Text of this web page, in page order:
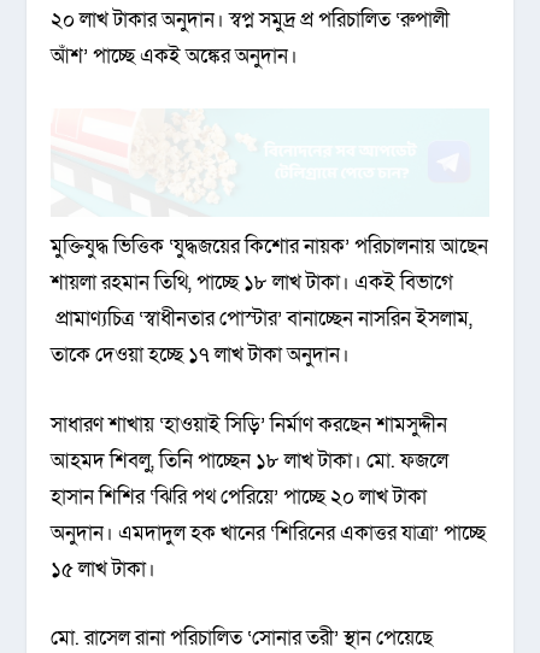
২০ লাখ টাকার অনুদান। স্বপ্ন সমুদ্র প্র পরিচালিত ‘রুপালী
আঁশ’ পাচ্ছে একই অঙ্কের অনুদান।
মুক্তিযুদ্ধ ভিত্তিক ‘যুদ্ধজয়ের কিশোর নায়ক’ পরিচালনায় আছেন
শায়লা রহমান তিথি, পাচ্ছে ১৮ লাখ টাকা। একই বিভাগে
প্রামাণ্যচিত্র ‘স্বাধীনতার পোস্টার’ বানাচ্ছেন নাসরিন ইসলাম,
তাকে দেওয়া হচ্ছে ১৭ লাখ টাকা অনুদান।
সাধারণ শাখায় ‘হাওয়াই সিড়ি’ নির্মাণ করছেন শামসুদ্দীন
আহমদ শিবলু, তিনি পাচ্ছেন ১৮ লাখ টাকা। মো. ফজলে
হাসান শিশির ‘ঝিরি পথ পেরিয়ে’ পাচ্ছে ২০ লাখ টাকা
অনুদান। এমদাদুল হক খানের ‘শিরিনের একাত্তর যাত্রা’ পাচ্ছে
১৫ লাখ টাকা।
মো. রাসেল রানা পরিচালিত ‘সোনার তরী’ স্থান পেয়েছে